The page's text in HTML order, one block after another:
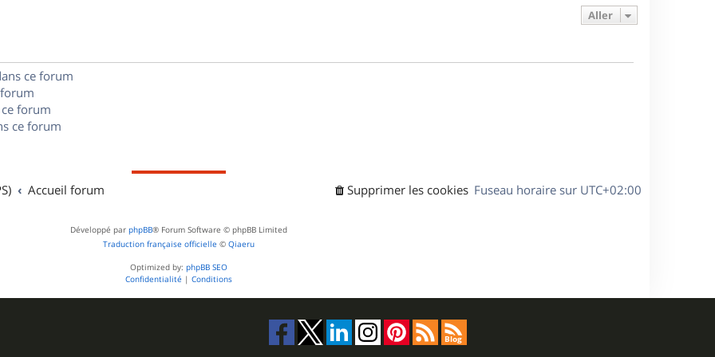
g
s
Aller
ce forum
forum
ce forum
Accueil forum Fuseau horaire sur UTC+02:00
Supprimer les cookies
Développé par phpBB® Forum Software © phpBB Limited
Traduction française officielle © Qiaeru
Optimized by: phpBB SEO
Confidentialité | Conditions